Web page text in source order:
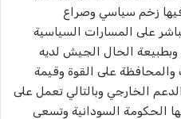
فيها زخم سياسي وصراع
على المسارات السياسية
الحال الجيش لديه
والمحافظة على القوة وقيمة
الخارجي وبالتالي تعمل على
الحكومة السودانية وتسعى